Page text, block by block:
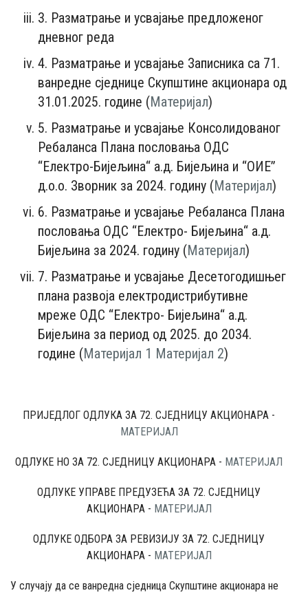
3. Разматрање и усвајање предложеног
дневног реда
4. Разматрање и усвајање Записника са 71.
ванредне сједнице Скупштине акционара од
31.01.2025. године (Материјал)
5. Разматрање и усвајање Консолидованог
Ребаланса Плана пословања ОДС
“Електро-Бијељина“ а.д. Бијељина и “ОИЕ”
д.о.о. Зворник за 2024. годину (Материјал)
6. Разматрање и усвајање Ребаланса Плана
пословања ОДС “Електро- Бијељина“ а.д.
Бијељина за 2024. годину (Материјал)
7. Разматрање и усвајање Десетогодишњег
плана развоја електродистрибутивне
мреже ОДС “Електро- Бијељина“ а.д.
Бијељина за период од 2025. до 2034.
године (Материјал 1 Материјал 2)
ПРИЈЕДЛОГ ОДЛУКА ЗА 72. СЈЕДНИЦУ АКЦИОНАРА -
МАТЕРИЈАЛ
ОДЛУКЕ НО ЗА 72. СЈЕДНИЦУ АКЦИОНАРА - МАТЕРИЈАЛ
ОДЛУКЕ УПРАВЕ ПРЕДУЗЕЋА ЗА 72. СЈЕДНИЦУ
АКЦИОНАРА - МАТЕРИЈАЛ
ОДЛУКЕ ОДБОРА ЗА РЕВИЗИЈУ ЗА 72. СЈЕДНИЦУ
АКЦИОНАРА - МАТЕРИЈАЛ
У случају да се ванредна сједница Скупштине акционара не